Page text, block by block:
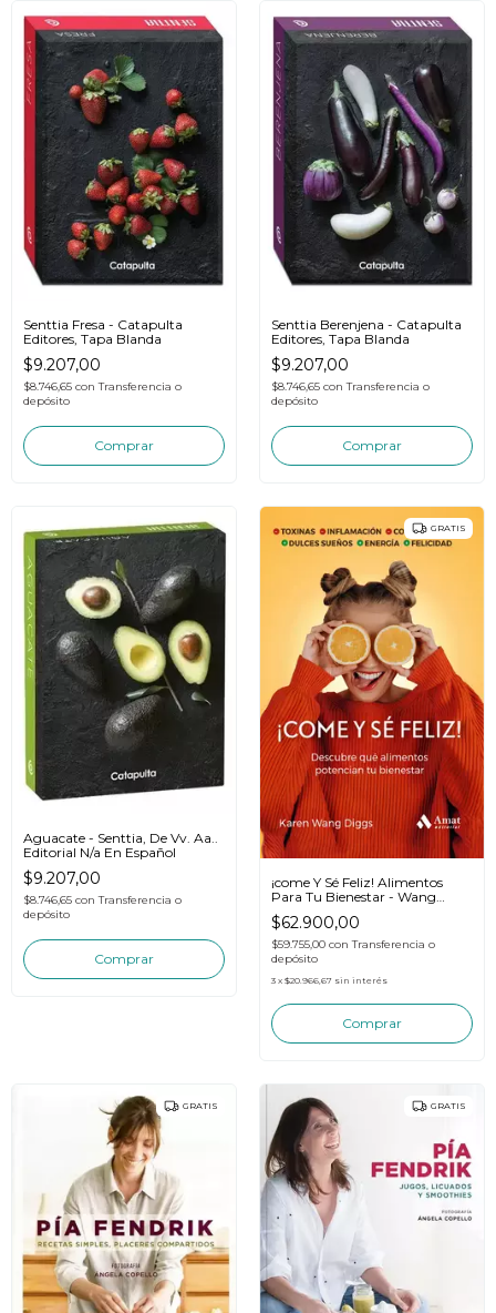
Senttia Fresa - Catapulta
Editores, Tapa Blanda
$9.207,00
$8.746,65 con Transferencia o
depósito
Senttia Berenjena - Catapulta
Editores, Tapa Blanda
$9.207,00
$8.746,65 con Transferencia o
depósito
Aguacate - Senttia, De Vv. Aa..
Editorial N/a En Español
$9.207,00
$8.746,65 con Transferencia o
depósito
GRATIS
¡come Y Sé Feliz! Alimentos
Para Tu Bienestar - Wang
Diggs
$62.900,00
$59.755,00 con Transferencia o
depósito
3 x $20.966,67 sin interés
GRATIS GRATIS